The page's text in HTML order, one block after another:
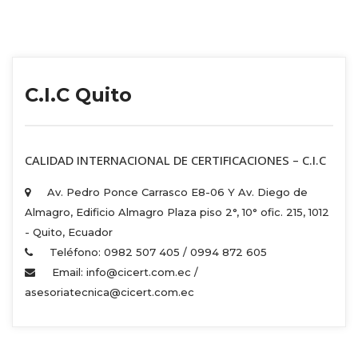
C.I.C Quito
CALIDAD INTERNACIONAL DE CERTIFICACIONES – C.I.C
Av. Pedro Ponce Carrasco E8-06 Y Av. Diego de
Almagro, Edificio Almagro Plaza piso 2°, 10° ofic. 215, 1012
- Quito, Ecuador
Teléfono: 0982 507 405 / 0994 872 605
Email: info@cicert.com.ec /
asesoriatecnica@cicert.com.ec